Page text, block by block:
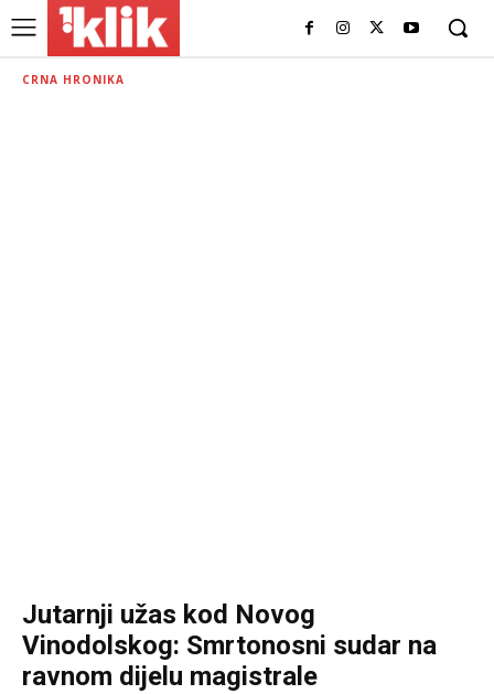
CRNA HRONIKA
Jutarnji užas kod Novog
Vinodolskog: Smrtonosni sudar na
ravnom dijelu magistrale